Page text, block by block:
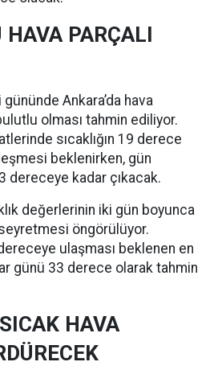
HAVA PARÇALI
Ankara’da hava
olması tahmin ediliyor.
sıcaklığın 19 derece
beklenirken, gün
dereceye kadar çıkacak.
değerlerinin iki gün boyunca
öngörülüyor.
ulaşması beklenen en
günü 33 derece olarak tahmin
HAVA